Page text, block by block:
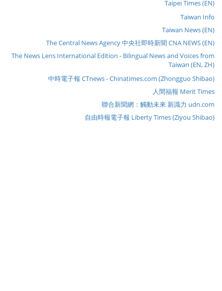
Taipei Times (EN)
Taiwan Info
Taiwan News (EN)
The Central News Agency 中央社即時新聞 CNA NEWS (EN)
The News Lens International Edition - Bilingual News and Voices from
Taiwan (EN, ZH)
中時電子報 CTnews - Chinatimes.com (Zhongguo Shibao)
人間福報 Merit Times
聯合新聞網：觸動未來 新識力 udn.com
自由時報電子報 Liberty Times (Ziyou Shibao)